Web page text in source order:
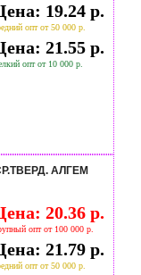
19.24 р.
опт от 50 000 р.
21.55 р.
опт от 10 000 р.
АЛГЕМ
20.36 р.
опт от 100 000 р.
21.79 р.
опт от 50 000 р.